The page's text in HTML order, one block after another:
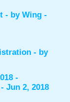
- by Wing -
- by
-
- Jun 2, 2018